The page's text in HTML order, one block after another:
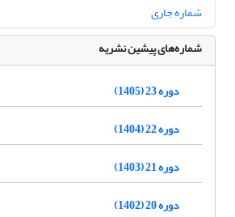
شماره جاری
شماره‌های پیشین نشریه
دوره 23 (1405)
دوره 22 (1404)
دوره 21 (1403)
دوره 20 (1402)